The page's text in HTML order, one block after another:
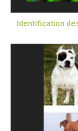
Identification